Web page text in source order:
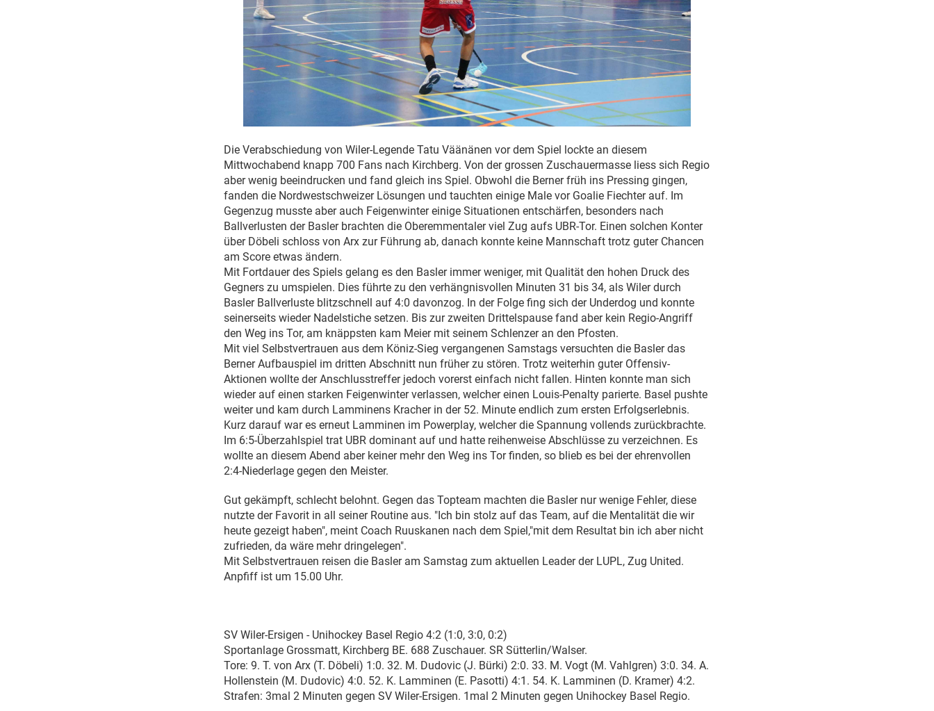
Die Verabschiedung von Wiler-Legende Tatu Väänänen vor dem Spiel lockte an diesem
Mittwochabend knapp 700 Fans nach Kirchberg. Von der grossen Zuschauermasse liess sich Regio
aber wenig beeindrucken und fand gleich ins Spiel. Obwohl die Berner früh ins Pressing gingen,
fanden die Nordwestschweizer Lösungen und tauchten einige Male vor Goalie Fiechter auf. Im
Gegenzug musste aber auch Feigenwinter einige Situationen entschärfen, besonders nach
Ballverlusten der Basler brachten die Oberemmentaler viel Zug aufs UBR-Tor. Einen solchen Konter
über Döbeli schloss von Arx zur Führung ab, danach konnte keine Mannschaft trotz guter Chancen
am Score etwas ändern.
Mit Fortdauer des Spiels gelang es den Basler immer weniger, mit Qualität den hohen Druck des
Gegners zu umspielen. Dies führte zu den verhängnisvollen Minuten 31 bis 34, als Wiler durch
Basler Ballverluste blitzschnell auf 4:0 davonzog. In der Folge fing sich der Underdog und konnte
seinerseits wieder Nadelstiche setzen. Bis zur zweiten Drittelspause fand aber kein Regio-Angriff
den Weg ins Tor, am knäppsten kam Meier mit seinem Schlenzer an den Pfosten.
Mit viel Selbstvertrauen aus dem Köniz-Sieg vergangenen Samstags versuchten die Basler das
Berner Aufbauspiel im dritten Abschnitt nun früher zu stören. Trotz weiterhin guter Offensiv-
Aktionen wollte der Anschlusstreffer jedoch vorerst einfach nicht fallen. Hinten konnte man sich
wieder auf einen starken Feigenwinter verlassen, welcher einen Louis-Penalty parierte. Basel pushte
weiter und kam durch Lamminens Kracher in der 52. Minute endlich zum ersten Erfolgserlebnis.
Kurz darauf war es erneut Lamminen im Powerplay, welcher die Spannung vollends zurückbrachte.
Im 6:5-Überzahlspiel trat UBR dominant auf und hatte reihenweise Abschlüsse zu verzeichnen. Es
wollte an diesem Abend aber keiner mehr den Weg ins Tor finden, so blieb es bei der ehrenvollen
2:4-Niederlage gegen den Meister.
Gut gekämpft, schlecht belohnt. Gegen das Topteam machten die Basler nur wenige Fehler, diese
nutzte der Favorit in all seiner Routine aus. "Ich bin stolz auf das Team, auf die Mentalität die wir
heute gezeigt haben", meint Coach Ruuskanen nach dem Spiel,"mit dem Resultat bin ich aber nicht
zufrieden, da wäre mehr dringelegen".
Mit Selbstvertrauen reisen die Basler am Samstag zum aktuellen Leader der LUPL, Zug United.
Anpfiff ist um 15.00 Uhr.
SV Wiler-Ersigen - Unihockey Basel Regio 4:2 (1:0, 3:0, 0:2)
Sportanlage Grossmatt, Kirchberg BE. 688 Zuschauer. SR Sütterlin/Walser.
Tore: 9. T. von Arx (T. Döbeli) 1:0. 32. M. Dudovic (J. Bürki) 2:0. 33. M. Vogt (M. Vahlgren) 3:0. 34. A.
Hollenstein (M. Dudovic) 4:0. 52. K. Lamminen (E. Pasotti) 4:1. 54. K. Lamminen (D. Kramer) 4:2.
Strafen: 3mal 2 Minuten gegen SV Wiler-Ersigen. 1mal 2 Minuten gegen Unihockey Basel Regio.